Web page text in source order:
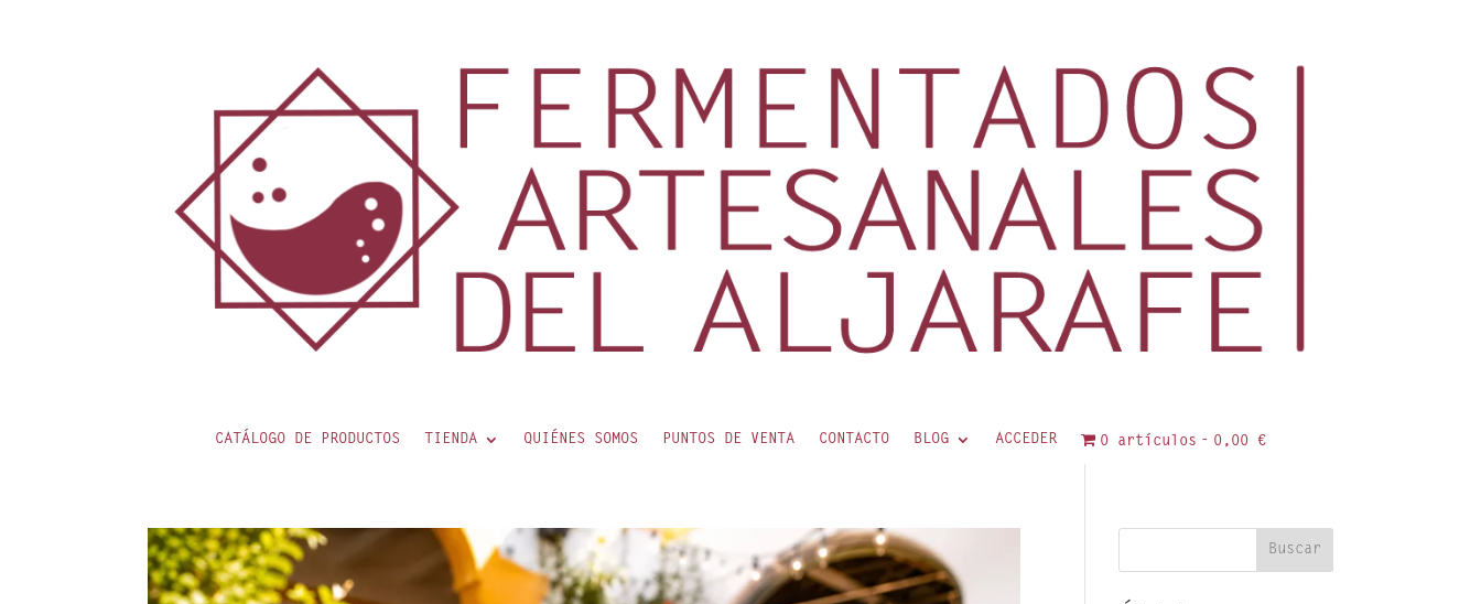
CATÁLOGO DE PRODUCTOS TIENDA QUIÉNES SOMOS PUNTOS DE VENTA CONTACTO BLOG ACCEDER 0 artículos 0,00 €
Buscar